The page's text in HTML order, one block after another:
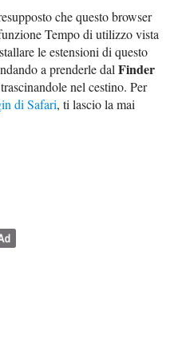
che questo browser
Tempo di utilizzo vista
le estensioni di questo
a prenderle dalFinder
nel cestino. Per
di Safari, ti lascio la mai